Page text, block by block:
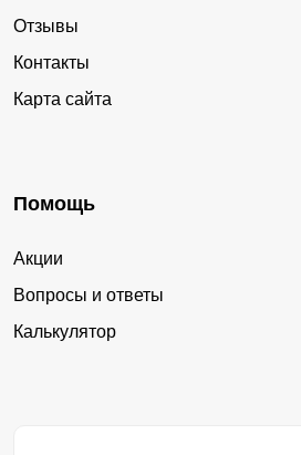
Отзывы
Контакты
Карта сайта
Помощь
Акции
Вопросы и ответы
Калькулятор